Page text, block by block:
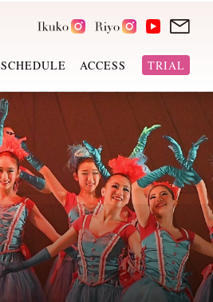
SCHEDULE ACCESS TRIAL